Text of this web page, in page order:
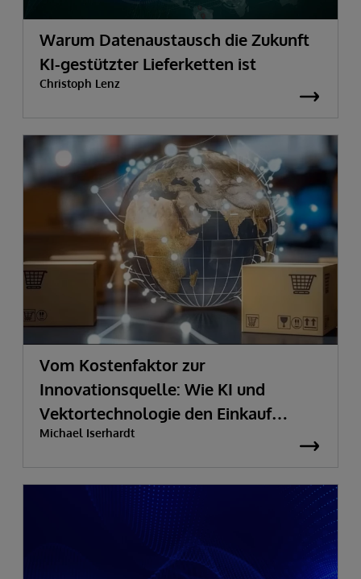
Warum Datenaustausch die Zukunft
KI-gestützter Lieferketten ist
Christoph Lenz
Vom Kostenfaktor zur
Innovationsquelle: Wie KI und
Vektortechnologie den Einkauf
transformieren
Michael Iserhardt